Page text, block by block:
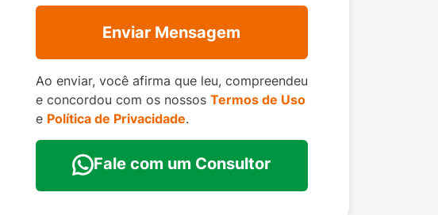
Enviar Mensagem
Ao enviar, você afirma que leu, compreendeu
e concordou com os nossos Termos de Uso
e Política de Privacidade.
Fale com um Consultor